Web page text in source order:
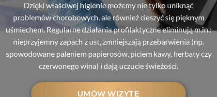
Dzięki właściwej higienie możemy nie tylko uniknąć
problemów chorobowych, ale również cieszyć się pięknym
uśmiechem. Regularne działania profilaktyczne eliminują m.in.:
nieprzyjemny zapach z ust, zmniejszają przebarwienia (np.
spowodowane paleniem papierosów, piciem kawy, herbaty czy
czerwonego wina) i dają uczucie świeżości.
UMÓW WIZYTĘ